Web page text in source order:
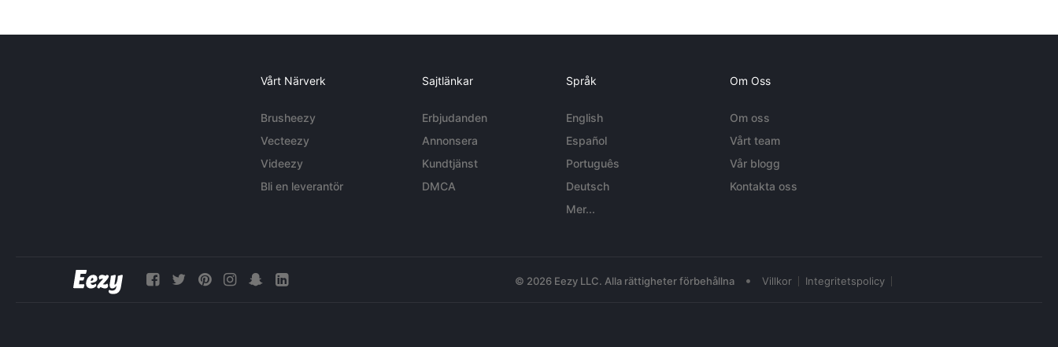
Vårt Närverk
Brusheezy
Vecteezy
Videezy
Bli en leverantör
Sajtlänkar
Erbjudanden
Annonsera
Kundtjänst
DMCA
Språk
English
Español
Português
Deutsch
Mer...
Om Oss
Om oss
Vårt team
Vår blogg
Kontakta oss
© 2026 Eezy LLC. Alla rättigheter förbehållna • Villkor Integritetspolicy